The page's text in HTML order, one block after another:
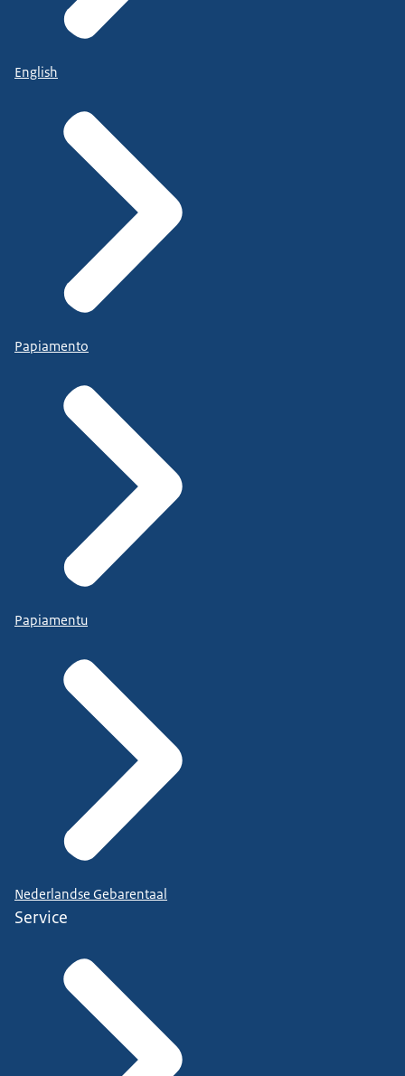
English
Papiamento
Papiamentu
Nederlandse Gebarentaal
Service